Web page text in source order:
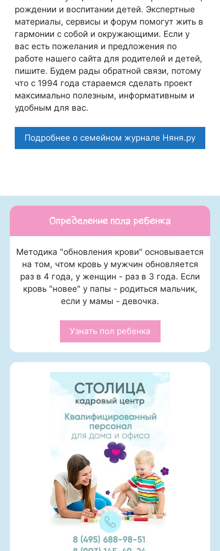
рождении и воспитании детей. Экспертные
материалы, сервисы и форум помогут жить в
гармонии с собой и окружающими. Если у
вас есть пожелания и предложения по
работе нашего сайта для родителей и детей,
пишите. Будем рады обратной связи, потому
что c 1994 года стараемся сделать проект
максимально полезным, информативным и
удобным для вас.
Подробнее о семейном журнале Няня.ру
Определение пола ребенка
Методика "обновления крови" основывается
на том, чтом кровь у мужчин обновляется
раз в 4 года, у женщин - раз в 3 года. Если
кровь "новее" у папы - родиться мальчик,
если у мамы - девочка.
Узнать пол ребенка